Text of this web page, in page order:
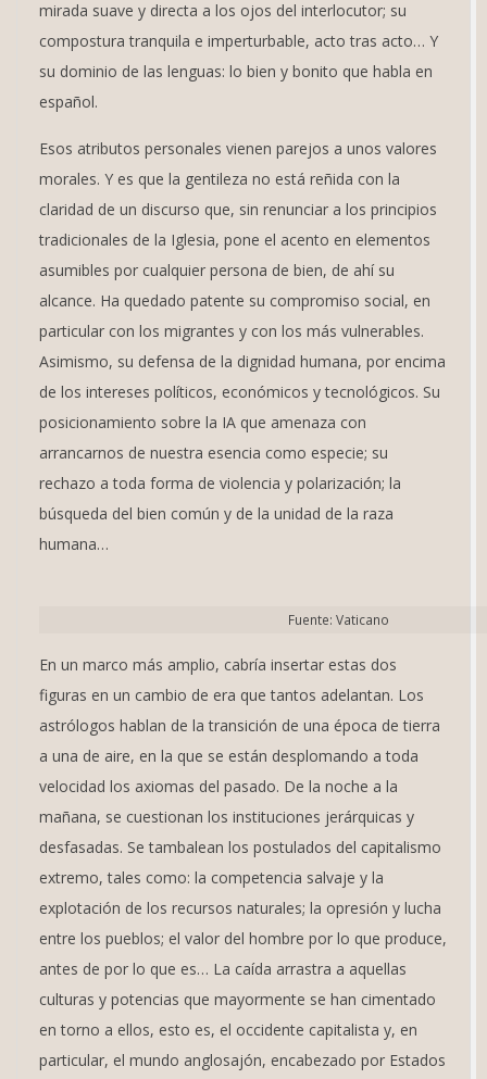
mirada suave y directa a los ojos del interlocutor; su
compostura tranquila e imperturbable, acto tras acto… Y
su dominio de las lenguas: lo bien y bonito que habla en
español.
Esos atributos personales vienen parejos a unos valores
morales. Y es que la gentileza no está reñida con la
claridad de un discurso que, sin renunciar a los principios
tradicionales de la Iglesia, pone el acento en elementos
asumibles por cualquier persona de bien, de ahí su
alcance. Ha quedado patente su compromiso social, en
particular con los migrantes y con los más vulnerables.
Asimismo, su defensa de la dignidad humana, por encima
de los intereses políticos, económicos y tecnológicos. Su
posicionamiento sobre la IA que amenaza con
arrancarnos de nuestra esencia como especie; su
rechazo a toda forma de violencia y polarización; la
búsqueda del bien común y de la unidad de la raza
humana…
Fuente: Vaticano
En un marco más amplio, cabría insertar estas dos
figuras en un cambio de era que tantos adelantan. Los
astrólogos hablan de la transición de una época de tierra
a una de aire, en la que se están desplomando a toda
velocidad los axiomas del pasado. De la noche a la
mañana, se cuestionan los instituciones jerárquicas y
desfasadas. Se tambalean los postulados del capitalismo
extremo, tales como: la competencia salvaje y la
explotación de los recursos naturales; la opresión y lucha
entre los pueblos; el valor del hombre por lo que produce,
antes de por lo que es… La caída arrastra a aquellas
culturas y potencias que mayormente se han cimentado
en torno a ellos, esto es, el occidente capitalista y, en
particular, el mundo anglosajón, encabezado por Estados